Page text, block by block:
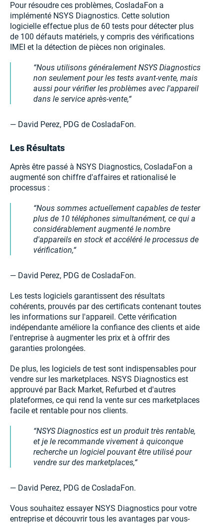
Pour résoudre ces problèmes, CosladaFon a
implémenté NSYS Diagnostics. Cette solution
logicielle effectue plus de 60 tests pour détecter plus
de 100 défauts matériels, y compris des vérifications
IMEI et la détection de pièces non originales.
Nous utilisons généralement NSYS Diagnostics
non seulement pour les tests avant-vente, mais
aussi pour vérifier les problèmes avec l'appareil
dans le service après-vente,
— David Perez, PDG de CosladaFon.
Les Résultats
Après être passé à NSYS Diagnostics, CosladaFon a
augmenté son chiffre d'affaires et rationalisé le
processus :
Nous sommes actuellement capables de tester
plus de 10 téléphones simultanément, ce qui a
considérablement augmenté le nombre
d'appareils en stock et accéléré le processus de
vérification,
— David Perez, PDG de CosladaFon.
Les tests logiciels garantissent des résultats
cohérents, prouvés par des certificats contenant toutes
les informations sur l'appareil. Cette vérification
indépendante améliore la confiance des clients et aide
l'entreprise à augmenter les prix et à offrir des
garanties prolongées.
De plus, les logiciels de test sont indispensables pour
vendre sur les marketplaces. NSYS Diagnostics est
approuvé par Back Market, Refurbed et d'autres
plateformes, ce qui rend la vente sur ces marketplaces
facile et rentable pour nos clients.
NSYS Diagnostics est un produit très rentable,
et je le recommande vivement à quiconque
recherche un logiciel pouvant être utilisé pour
vendre sur des marketplaces,
— David Perez, PDG de CosladaFon.
Vous souhaitez essayer NSYS Diagnostics pour votre
entreprise et découvrir tous les avantages par vous-